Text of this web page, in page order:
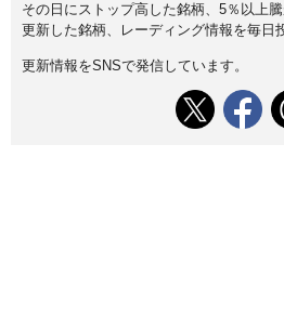
その日にストップ高した銘柄、5％以上
更新した銘柄、レーディング情報を毎日
更新情報をSNSで発信しています。